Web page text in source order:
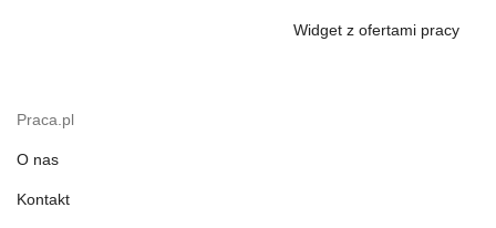
Widget z ofertami pracy
Praca.pl
O nas
Kontakt